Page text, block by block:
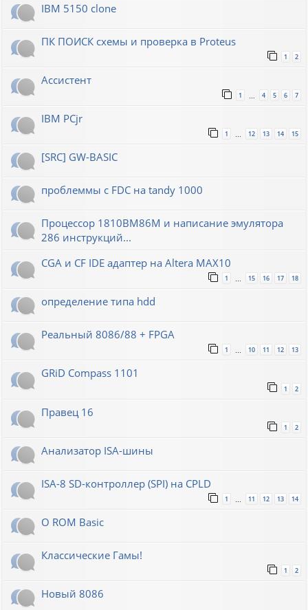
IBM 5150 clone
ПК ПОИСК схемы и проверка в Proteus
1 2
Ассистент
1 … 4 5 6 7
IBM PCjr
1 … 12 13 14 15
[SRC] GW-BASIC
проблеммы с FDC на tandy 1000
Процессор 1810ВМ86М и написание эмулятора
286 инструкций...
CGA и CF IDE адаптер на Altera MAX10
1 … 15 16 17 18
определение типа hdd
Реальный 8086/88 + FPGA
1 … 10 11 12 13
GRiD Compass 1101
1 2
Правец 16
1 2
Анализатор ISA-шины
ISA-8 SD-контроллер (SPI) на CPLD
1 11 12 13 14
О ROM Basic
Классические Гамы!
1 2
Новый 8086